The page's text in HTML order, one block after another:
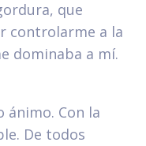
que
controlarme a la
dominaba a mí.
ánimo. Con la
De todos